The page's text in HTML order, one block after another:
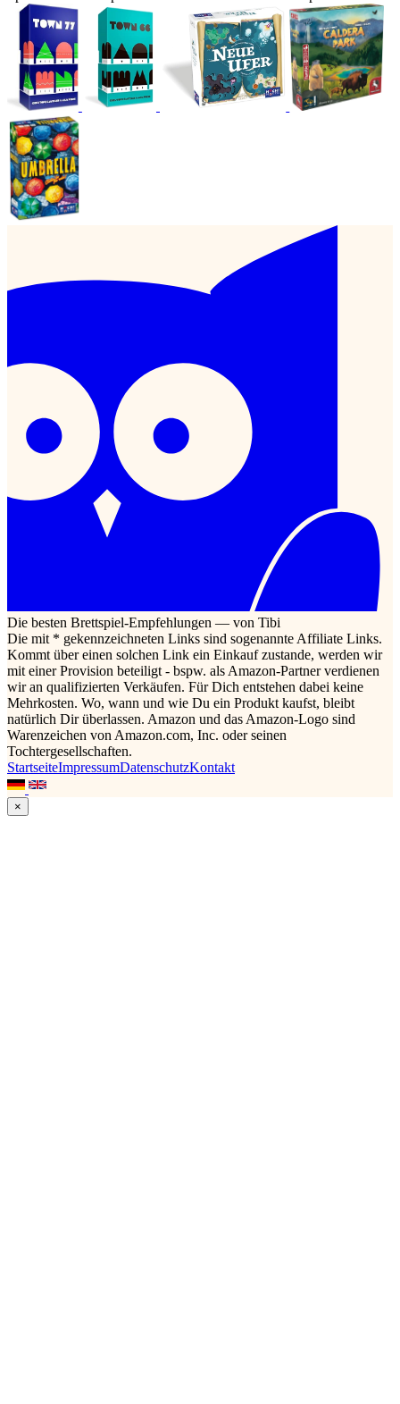
Die besten Brettspiel-Empfehlungen — von Tibi
Die mit * gekennzeichneten Links sind sogenannte Affiliate Links.
Kommt über einen solchen Link ein Einkauf zustande, werden wir
mit einer Provision beteiligt - bspw. als Amazon-Partner verdienen
wir an qualifizierten Verkäufen. Für Dich entstehen dabei keine
Mehrkosten. Wo, wann und wie Du ein Produkt kaufst, bleibt
natürlich Dir überlassen. Amazon und das Amazon-Logo sind
Warenzeichen von Amazon.com, Inc. oder seinen
Tochtergesellschaften.
StartseiteImpressumDatenschutzKontakt
×